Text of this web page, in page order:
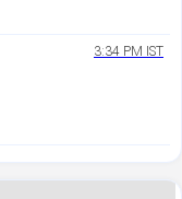
3:34 PM IST